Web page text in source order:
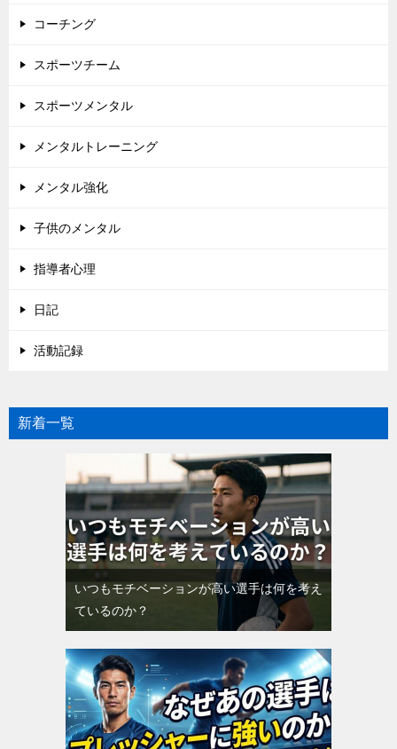
コーチング
スポーツチーム
スポーツメンタル
メンタルトレーニング
メンタル強化
子供のメンタル
指導者心理
日記
活動記録
新着一覧
いつもモチベーションが高い選手は何を考え
ているのか？